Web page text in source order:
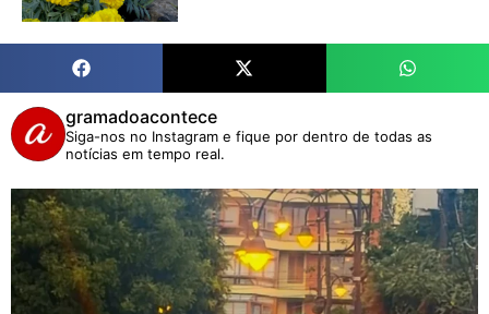
gramadoacontece
Siga-nos no Instagram e fique por dentro de todas as
notícias em tempo real.